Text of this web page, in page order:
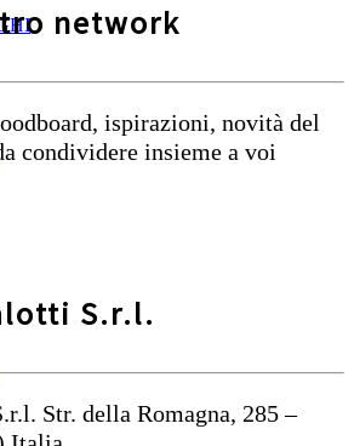
network
ispirazioni, novità del
condividere insieme a voi
S.r.l.
Str. della Romagna, 285 –